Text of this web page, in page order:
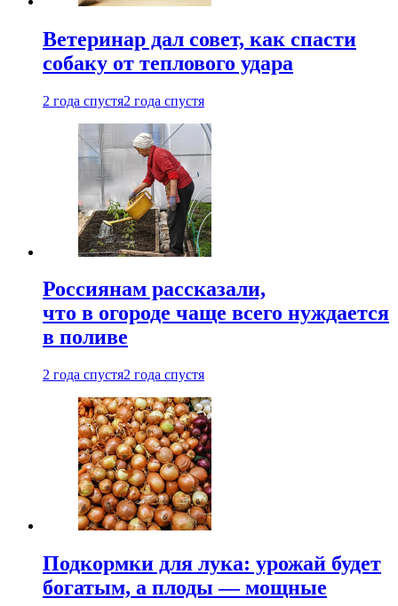
Ветеринар дал совет, как спасти
собаку от теплового удара
2 года спустя2 года спустя
Россиянам рассказали,
что в огороде чаще всего нуждается
в поливе
2 года спустя2 года спустя
Подкормки для лука: урожай будет
богатым, а плоды — мощные